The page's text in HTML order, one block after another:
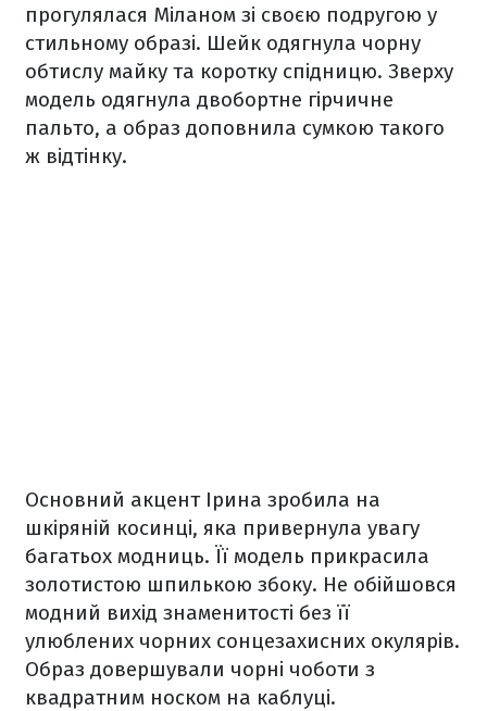
прогулялася Міланом зі своєю подругою у
стильному образі. Шейк одягнула чорну
обтислу майку та коротку спідницю. Зверху
модель одягнула двобортне гірчичне
пальто, а образ доповнила сумкою такого
ж відтінку.
Основний акцент Ірина зробила на
шкіряній косинці, яка привернула увагу
багатьох модниць. Її модель прикрасила
золотистою шпилькою збоку. Не обійшовся
модний вихід знаменитості без її
улюблених чорних сонцезахисних окулярів.
Образ довершували чорні чоботи з
квадратним носком на каблуці.